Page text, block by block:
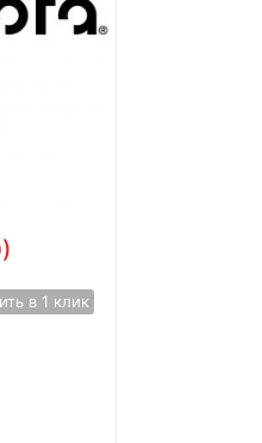
в 1 клик